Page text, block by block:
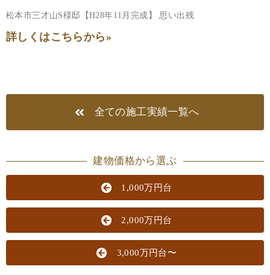
松本市三才山S様邸【H28年11月完成】 思い出残
詳しくはこちらから»
全ての施工実績一覧へ
建物価格から選ぶ
1,000万円台
2,000万円台
3,000万円台〜